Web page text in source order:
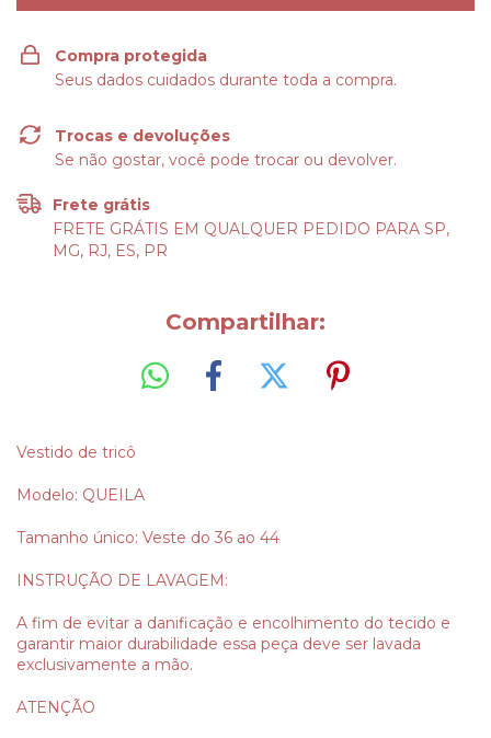
Compra protegida
Seus dados cuidados durante toda a compra.
Trocas e devoluções
Se não gostar, você pode trocar ou devolver.
Frete grátis
FRETE GRÁTIS EM QUALQUER PEDIDO PARA SP,
MG, RJ, ES, PR
Compartilhar:
Vestido de tricô
Modelo: QUEILA
Tamanho único: Veste do 36 ao 44
INSTRUÇÃO DE LAVAGEM:
A fim de evitar a danificação e encolhimento do tecido e
garantir maior durabilidade essa peça deve ser lavada
exclusivamente a mão.
ATENÇÃO